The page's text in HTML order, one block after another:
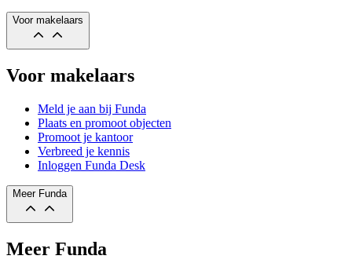
Voor makelaars
Voor makelaars
Meld je aan bij Funda
Plaats en promoot objecten
Promoot je kantoor
Verbreed je kennis
Inloggen Funda Desk
Meer Funda
Meer Funda